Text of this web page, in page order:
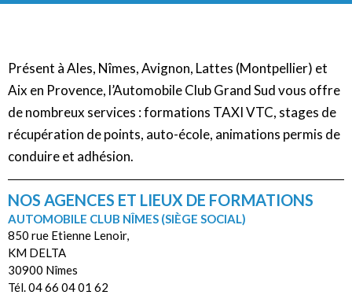
Présent à Ales, Nîmes, Avignon, Lattes (Montpellier) et
Aix en Provence, l’Automobile Club Grand Sud vous offre
de nombreux services : formations TAXI VTC, stages de
récupération de points, auto-école, animations permis de
conduire et adhésion.
NOS AGENCES ET LIEUX DE FORMATIONS
AUTOMOBILE CLUB NÎMES (SIÈGE SOCIAL)
850 rue Etienne Lenoir,
KM DELTA
30900 Nîmes
Tél. 04 66 04 01 62